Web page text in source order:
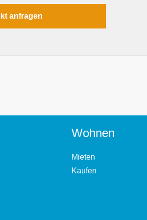
Wohnen
Mieten
Kaufen